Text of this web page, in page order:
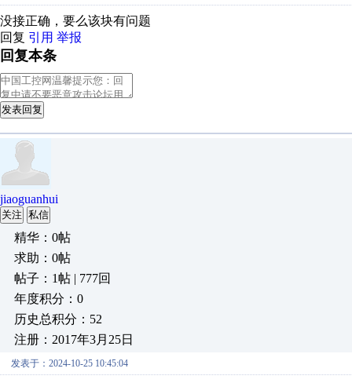
没接正确，要么该块有问题
回复 引用 举报
回复本条
发表回复
jiaoguanhui
关注 私信
精华：0帖
求助：0帖
帖子：1帖 | 777回
年度积分：0
历史总积分：52
注册：2017年3月25日
发表于：2024-10-25 10:45:04